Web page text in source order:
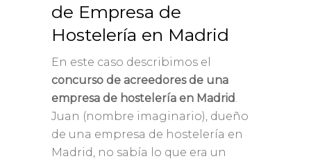
de Empresa de
Hostelería en Madrid
En este caso describimos el
concurso de acreedores de una
empresa de hostelería en Madrid.
Juan (nombre imaginario), dueño
de una empresa de hostelería en
Madrid, no sabía lo que era un